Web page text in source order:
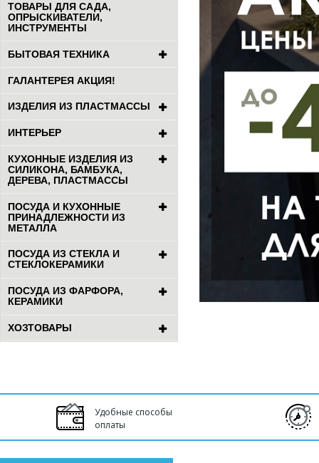
ТОВАРЫ ДЛЯ САДА,
ОПРЫСКИВАТЕЛИ,
ИНСТРУМЕНТЫ
БЫТОВАЯ ТЕХНИКА
ГАЛАНТЕРЕЯ АКЦИЯ!
ИЗДЕЛИЯ ИЗ ПЛАСТМАССЫ
ИНТЕРЬЕР
КУХОННЫЕ ИЗДЕЛИЯ ИЗ
СИЛИКОНА, БАМБУКА,
ДЕРЕВА, ПЛАСТМАССЫ
ПОСУДА И КУХОННЫЕ
ПРИНАДЛЕЖНОСТИ ИЗ
МЕТАЛЛА
ПОСУДА ИЗ СТЕКЛА И
СТЕКЛОКЕРАМИКИ
ПОСУДА ИЗ ФАРФОРА,
КЕРАМИКИ
ХОЗТОВАРЫ
Удобные способы
оплаты